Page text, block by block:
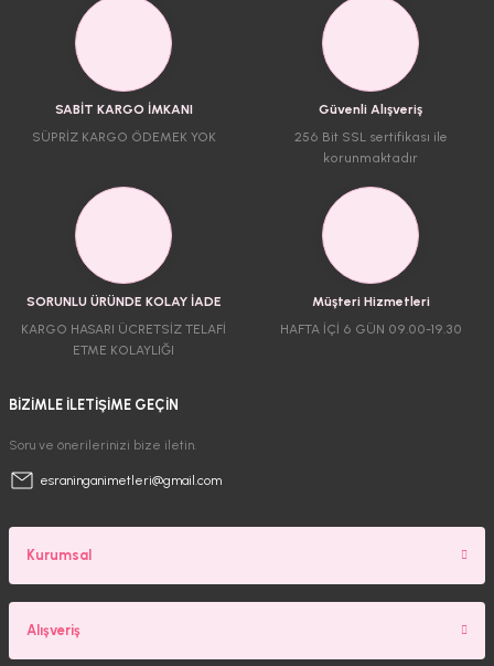
SABİT KARGO İMKANI
SÜPRİZ KARGO ÖDEMEK YOK
Güvenli Alışveriş
256 Bit SSL sertifikası ile
korunmaktadır
SORUNLU ÜRÜNDE KOLAY İADE
KARGO HASARI ÜCRETSİZ TELAFİ
ETME KOLAYLIĞI
Müşteri Hizmetleri
HAFTA İÇİ 6 GÜN 09.00-19.30
BİZİMLE İLETİŞİME GEÇİN
Soru ve önerilerinizi bize iletin.
esraninganimetleri@gmail.com
Kurumsal
Alışveriş